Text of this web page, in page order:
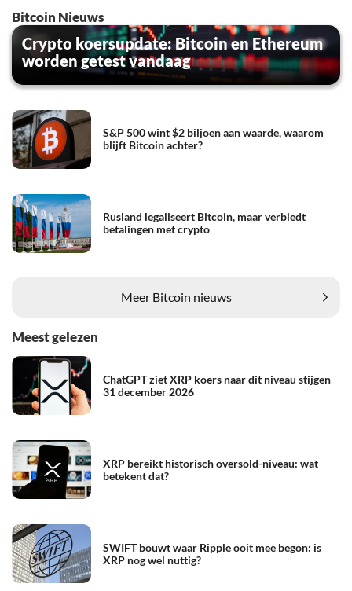
Bitcoin Nieuws
Crypto koersupdate: Bitcoin en Ethereum
worden getest vandaag
S&P 500 wint $2 biljoen aan waarde, waarom
blijft Bitcoin achter?
Rusland legaliseert Bitcoin, maar verbiedt
betalingen met crypto
Meer Bitcoin nieuws
Meest gelezen
ChatGPT ziet XRP koers naar dit niveau stijgen
31 december 2026
XRP bereikt historisch oversold-niveau: wat
betekent dat?
SWIFT bouwt waar Ripple ooit mee begon: is
XRP nog wel nuttig?